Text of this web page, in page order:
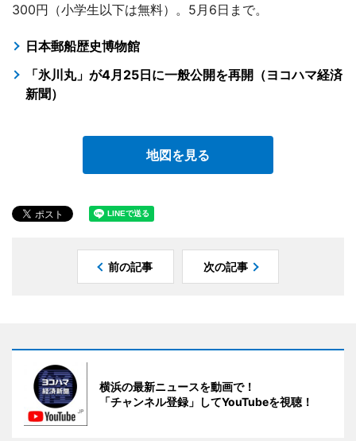
300円（小学生以下は無料）。5月6日まで。
日本郵船歴史博物館
「氷川丸」が4月25日に一般公開を再開（ヨコハマ経済
新聞）
地図を見る
前の記事 次の記事
横浜の最新ニュースを動画で！
「チャンネル登録」してYouTubeを視聴！